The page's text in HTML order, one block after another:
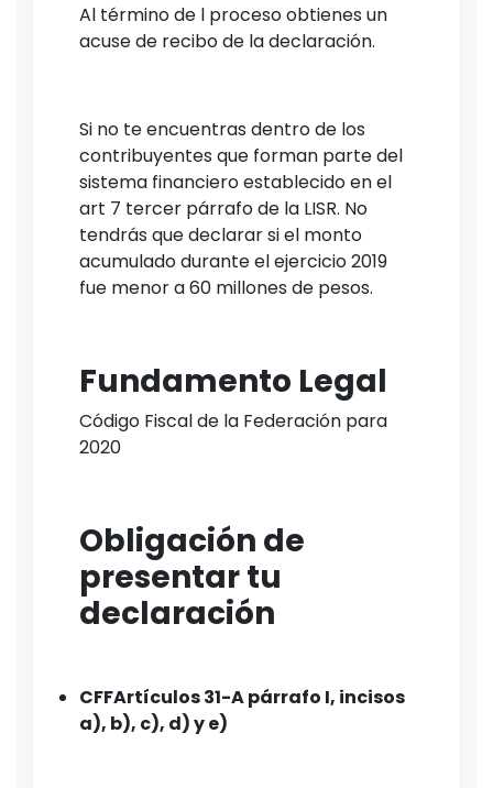
Al término de l proceso obtienes un
acuse de recibo de la declaración.
Si no te encuentras dentro de los
contribuyentes que forman parte del
sistema financiero establecido en el
art 7 tercer párrafo de la LISR. No
tendrás que declarar si el monto
acumulado durante el ejercicio 2019
fue menor a 60 millones de pesos.
Fundamento Legal
Código Fiscal de la Federación para
2020
Obligación de
presentar tu
declaración
CFFArtículos 31-A párrafo I, incisos
a), b), c), d) y e)